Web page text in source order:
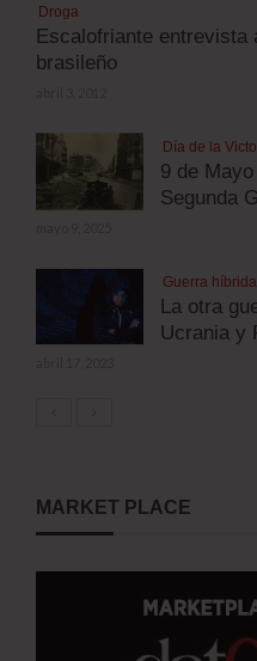
Droga
Escalofriante entrevista
brasileño
Día de la
9 de
Segunda
Guerra híbrida
La otra
Ucrania y
MARKET PLACE